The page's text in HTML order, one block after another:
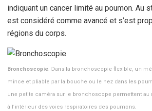
indiquant un cancer limité au poumon. Au
est considéré comme avancé et s’est
régions du corps.
Bronchoscopie . Dans la bronchoscopie flexible, un
mince et pliable par la bouche ou le nez dans les
une petite caméra sur le bronchoscope permettent
à l’intérieur des voies respiratoires des poumons.